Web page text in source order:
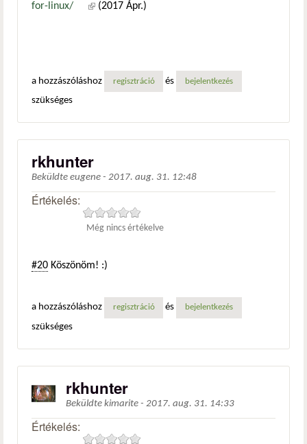
for-linux/
(külső hivatkozás)
(2017 Ápr.)
a hozzászóláshoz regisztráció és bejelentkezés
szükséges
rkhunter
Beküldte eugene - 2017. aug. 31. 12:48
Értékelés:
Még nincs értékelve
#20 Köszönöm! :)
a hozzászóláshoz regisztráció és bejelentkezés
szükséges
rkhunter
Beküldte kimarite - 2017. aug. 31. 14:33
Értékelés: